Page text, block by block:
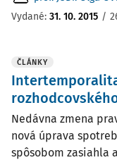
Vydané: 31. 10. 2015 /
ČLÁNKY
Nedávna zmena
nová úprava
spôsobom zasiahla